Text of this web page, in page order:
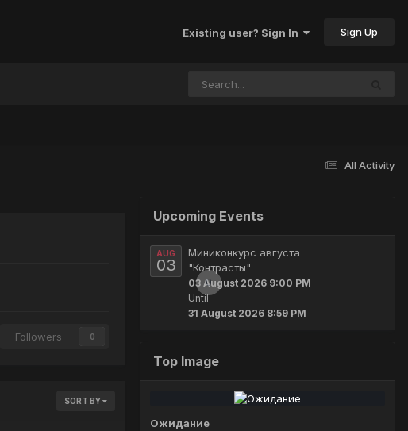
Existing user? Sign In Sign Up
All Activity
Followers 0
SORT BY
Upcoming Events
AUG
03
0
Миниконкурс августа
"Контрасты"
03 August 2026 9:00 PM
Until
31 August 2026 8:59 PM
Top Image
Ожидание